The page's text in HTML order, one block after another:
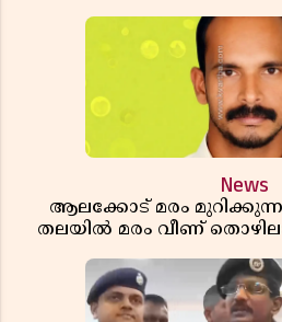
News
ആലക്കോട് മരം
തലയിൽ മരം വീണ്